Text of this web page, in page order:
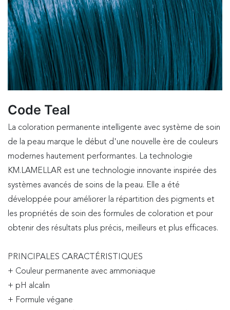
Code Teal
La coloration permanente intelligente avec système de soin
de la peau marque le début d'une nouvelle ère de couleurs
modernes hautement performantes. La technologie
KM.LAMELLAR est une technologie innovante inspirée des
systèmes avancés de soins de la peau. Elle a été
développée pour améliorer la répartition des pigments et
les propriétés de soin des formules de coloration et pour
obtenir des résultats plus précis, meilleurs et plus efficaces.
PRINCIPALES CARACTÉRISTIQUES
+ Couleur permanente avec ammoniaque
+ pH alcalin
+ Formule végane